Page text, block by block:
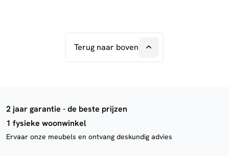
Terug naar boven
2 jaar garantie - de beste prijzen
1 fysieke woonwinkel
Ervaar onze meubels en ontvang deskundig advies